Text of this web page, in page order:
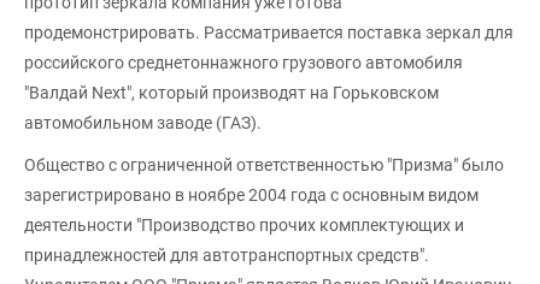
продемонстрировать. Рассматривается поставка зеркал для
российского среднетоннажного грузового автомобиля
"Валдай Next", который производят на Горьковском
автомобильном заводе (ГАЗ).
Общество с ограниченной ответственностью "Призма" было
зарегистрировано в ноябре 2004 года с основным видом
деятельности "Производство прочих комплектующих и
принадлежностей для автотранспортных средств".